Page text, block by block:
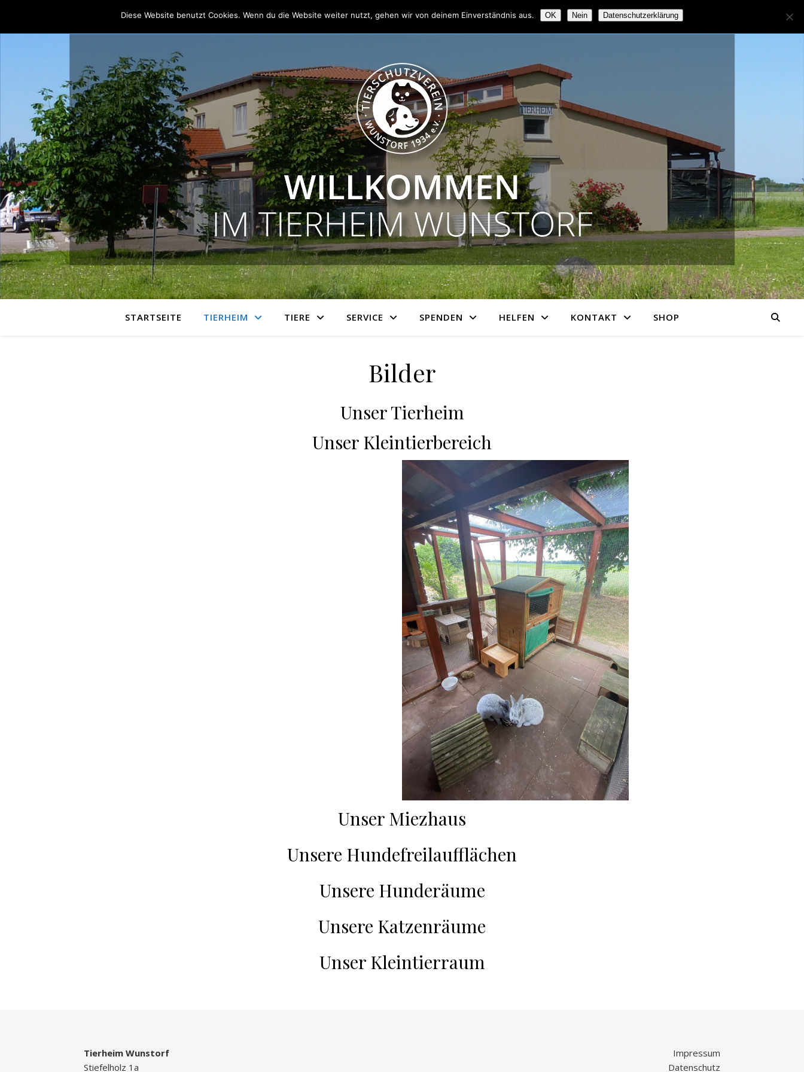
STARTSEITE TIERHEIM TIERE SERVICE SPENDEN HELFEN KONTAKT SHOP
Bilder
Unser Tierheim
Unser Kleintierbereich
Unser Miezhaus
Unsere Hundefreilaufflächen
Unsere Hunderäume
Unsere Katzenräume
Unser Kleintierraum
Tierheim Wunstorf
Stiefelholz 1a
Impressum
Datenschutz
Diese Website benutzt Cookies. Wenn du die Website weiter nutzt, gehen wir von deinem Einverständnis aus. OK Nein Datenschutzerklärung